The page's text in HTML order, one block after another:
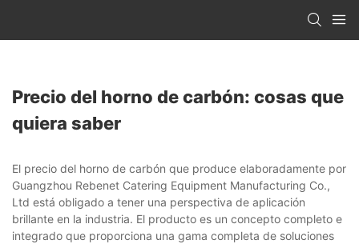
Precio del horno de carbón: cosas que
quiera saber
El precio del horno de carbón que produce elaboradamente por
Guangzhou Rebenet Catering Equipment Manufacturing Co.,
Ltd está obligado a tener una perspectiva de aplicación
brillante en la industria. El producto es un concepto completo e
integrado que proporciona una gama completa de soluciones